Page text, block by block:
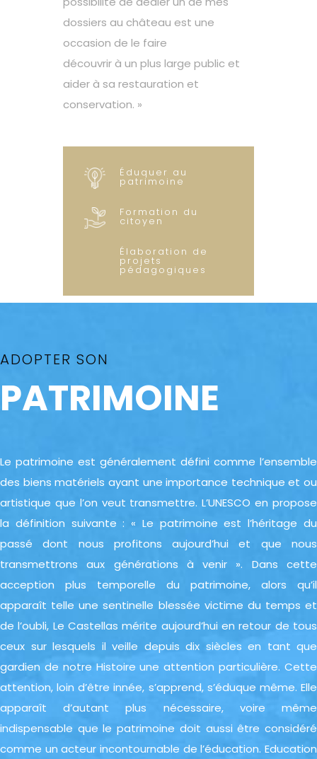
dossiers au château est une
occasion de le faire
découvrir à un plus large public et
aider à sa restauration et
conservation. »
Éduquer au
patrimoine
Formation du
citoyen
Élaboration de
projets
pédagogiques
ADOPTER SON
PATRIMOINE
Le patrimoine est généralement défini comme l’ensemble
des biens matériels ayant une importance technique et ou
artistique que l’on veut transmettre. L’UNESCO en propose
la définition suivante : « Le patrimoine est l’héritage du
passé dont nous profitons aujourd’hui et que nous
transmettrons aux générations à venir ». Dans cette
acception plus temporelle du patrimoine, alors qu’il
apparaît telle une sentinelle blessée victime du temps et
de l’oubli, Le Castellas mérite aujourd’hui en retour de tous
ceux sur lesquels il veille depuis dix siècles en tant que
gardien de notre Histoire une attention particulière. Cette
attention, loin d’être innée, s’apprend, s’éduque même. Elle
apparaît d’autant plus nécessaire, voire même
indispensable que le patrimoine doit aussi être considéré
comme un acteur incontournable de l’éducation. Education